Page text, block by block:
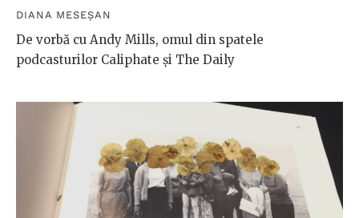
DIANA MESEȘAN
De vorbă cu Andy Mills, omul din spatele
podcasturilor Caliphate și The Daily